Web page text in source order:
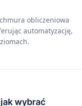
obliczeniowa
automatyzację,
wybrać